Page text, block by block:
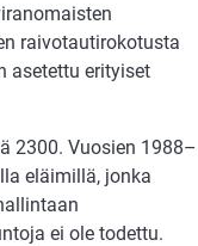
raivotautirokotusta
asetettu erityiset
2300. Vuosien 1988–
eläimillä, jonka
ei ole todettu.